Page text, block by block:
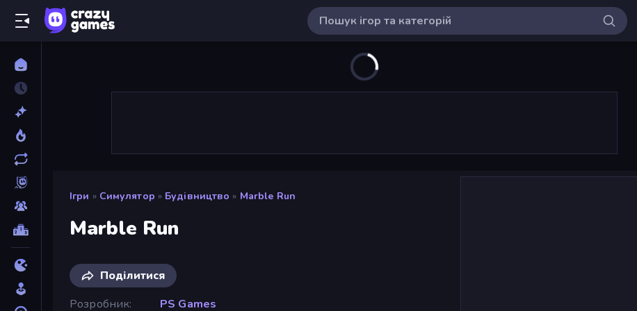
Ігри » Симулятор » Будівництво » Marble Run
Marble Run
Поділитися
Розробник
PS Games